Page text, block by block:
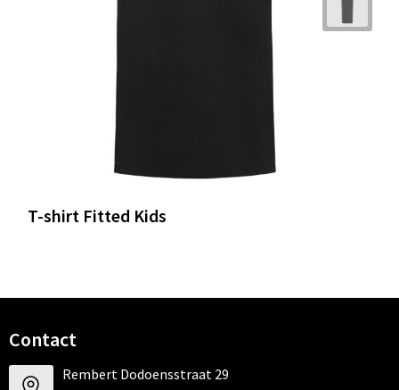
T-shirt Fitted Kids
Contact
Rembert Dodoensstraat 29